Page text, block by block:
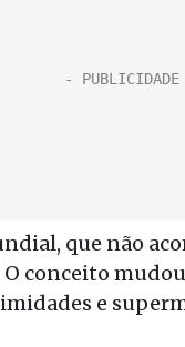
que não
conceito
e